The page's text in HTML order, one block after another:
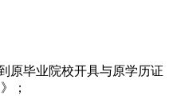
原毕业院校开具与原学历证
；